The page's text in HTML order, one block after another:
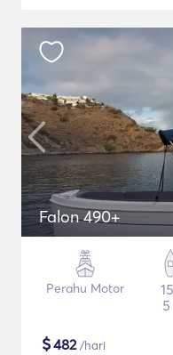
Falon 490+
Perahu Motor
$482/hari